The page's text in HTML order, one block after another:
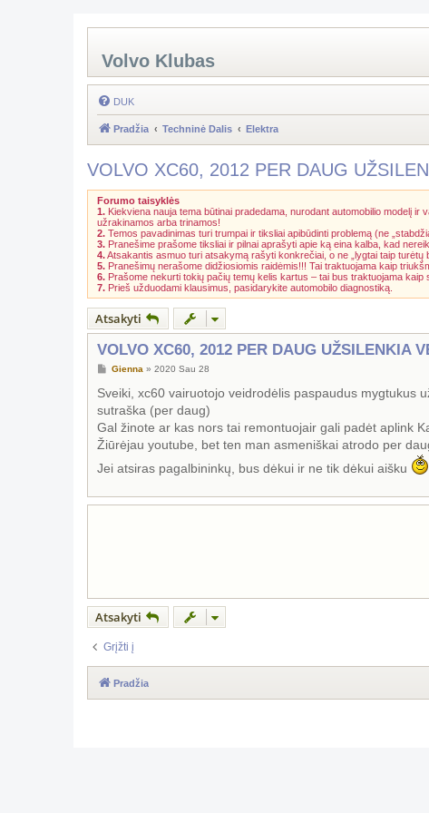
Volvo Klubas
DUK
Pradžia Techninė Dalis Elektra
VOLVO XC60, 2012 PER DAUG
Forumo taisyklės
1. Kiekviena nauja tema būtinai pradedama, nurodant automobilio modelį ir
užrakinamos arba trinamos!
2. Temos pavadinimas turi trumpai ir tiksliai apibūdinti problemą (ne
3. Pranešime prašome tiksliai ir pilnai aprašyti apie ką eina kalba, kad
4.Atsakantis asmuo turi atsakymą rašyti konkrečiai, o ne „lygtai taip turėtų
5. Pranešimų nerašome didžiosiomis raidėmis!!! Tai traktuojama kaip
6. Prašome nekurti tokių pačių temų kelis kartus – tai bus traktuojama kaip
7. Prieš užduodami klausimus, pasidarykite automobilo diagnostiką.
Atsakyti
VOLVO XC60, 2012 PER DAUG UŽSILENKIA
S
a
n
d
r
t
n
Gienna » 2020 Sau 28
Sveiki, xc60 vairuotojo veidrodėlis paspaudus mygtukus
sutraška (per daug)
Gal žinote ar kas nors tai remontuojair gali padėt aplink
Žiūrėjau youtube, bet ten man asmeniškai atrodo per
Jei atsiras pagalbininkų, bus dėkui ir ne tik dėkui aišku
Atsakyti
Grįžti į
Pradžia